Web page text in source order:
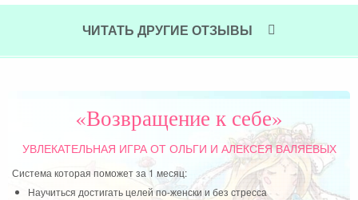
Читать далее »ЧИТАТЬ ДРУГИЕ ОТЗЫВЫ
«Возвращение к себе»
УВЛЕКАТЕЛЬНАЯ ИГРАОТ ОЛЬГИ И АЛЕКСЕЯ ВАЛЯЕВЫХ
Система которая поможет за 1 месяц:
Научиться достигать целей по-женски и без стресса